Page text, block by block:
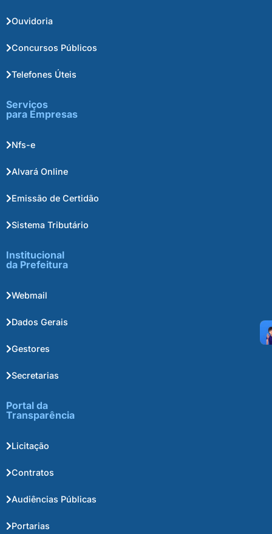
Ouvidoria
Concursos Públicos
Telefones Úteis
Serviços
para Empresas
Nfs-e
Alvará Online
Emissão de Certidão
Sistema Tributário
Institucional
da Prefeitura
Webmail
Dados Gerais
Gestores
Secretarias
Portal da
Transparência
Licitação
Contratos
Audiências Públicas
Portarias